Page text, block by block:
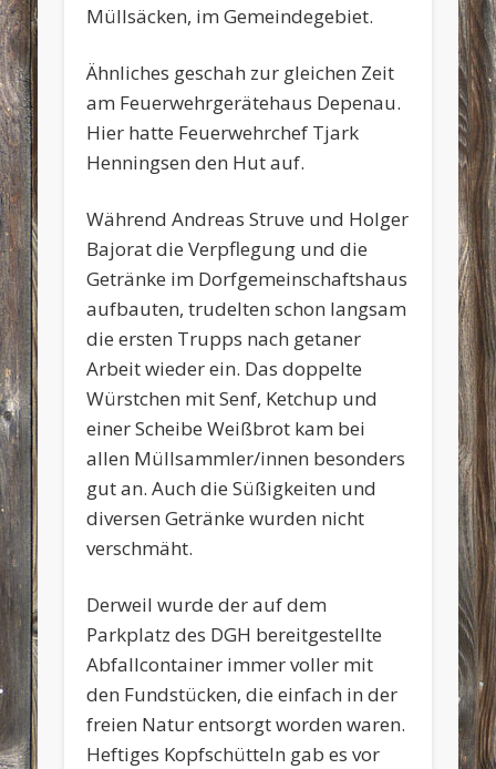
Müllsäcken, im Gemeindegebiet.
Ähnliches geschah zur gleichen Zeit
am Feuerwehrgerätehaus Depenau.
Hier hatte Feuerwehrchef Tjark
Henningsen den Hut auf.
Während Andreas Struve und Holger
Bajorat die Verpflegung und die
Getränke im Dorfgemeinschaftshaus
aufbauten, trudelten schon langsam
die ersten Trupps nach getaner
Arbeit wieder ein. Das doppelte
Würstchen mit Senf, Ketchup und
einer Scheibe Weißbrot kam bei
allen Müllsammler/innen besonders
gut an. Auch die Süßigkeiten und
diversen Getränke wurden nicht
verschmäht.
Derweil wurde der auf dem
Parkplatz des DGH bereitgestellte
Abfallcontainer immer voller mit
den Fundstücken, die einfach in der
freien Natur entsorgt worden waren.
Heftiges Kopfschütteln gab es vor